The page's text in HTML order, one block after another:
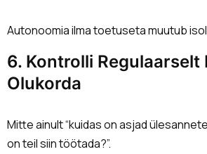
Autonoomia ilma toetuseta muutub
6. Kontrolli Regulaarselt
Olukorda
Mitte ainult “kuidas on asjad
on teil siin töötada?”.